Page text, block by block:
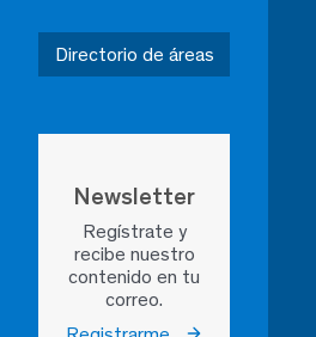
Directorio de áreas
Newsletter
Regístrate y
recibe nuestro
contenido en tu
correo.